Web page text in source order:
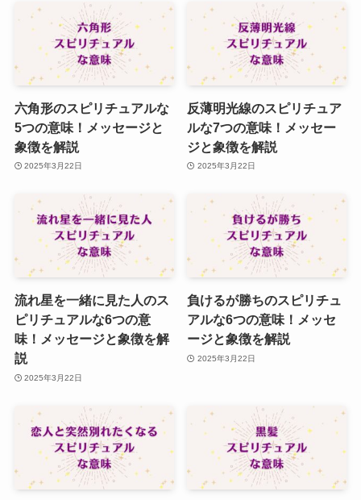
六角形のスピリチュアルな
5つの意味！メッセージと
象徴を解説
2025年3月22日
反薄明光線のスピリチュア
ルな7つの意味！メッセー
ジと象徴を解説
2025年3月22日
流れ星を一緒に見た人のス
ピリチュアルな6つの意
味！メッセージと象徴を解
説
2025年3月22日
負けるが勝ちのスピリチュ
アルな6つの意味！メッセ
ージと象徴を解説
2025年3月22日